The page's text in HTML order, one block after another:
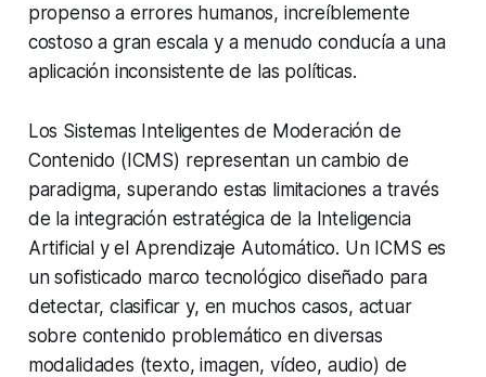
propenso a errores humanos, increíblemente
costoso a gran escala y a menudo conducía a una
aplicación inconsistente de las políticas.
Los Sistemas Inteligentes de Moderación de
Contenido (ICMS) representan un cambio de
paradigma, superando estas limitaciones a través
de la integración estratégica de la Inteligencia
Artificial y el Aprendizaje Automático. Un ICMS es
un sofisticado marco tecnológico diseñado para
detectar, clasificar y, en muchos casos, actuar
sobre contenido problemático en diversas
modalidades (texto, imagen, vídeo, audio) de